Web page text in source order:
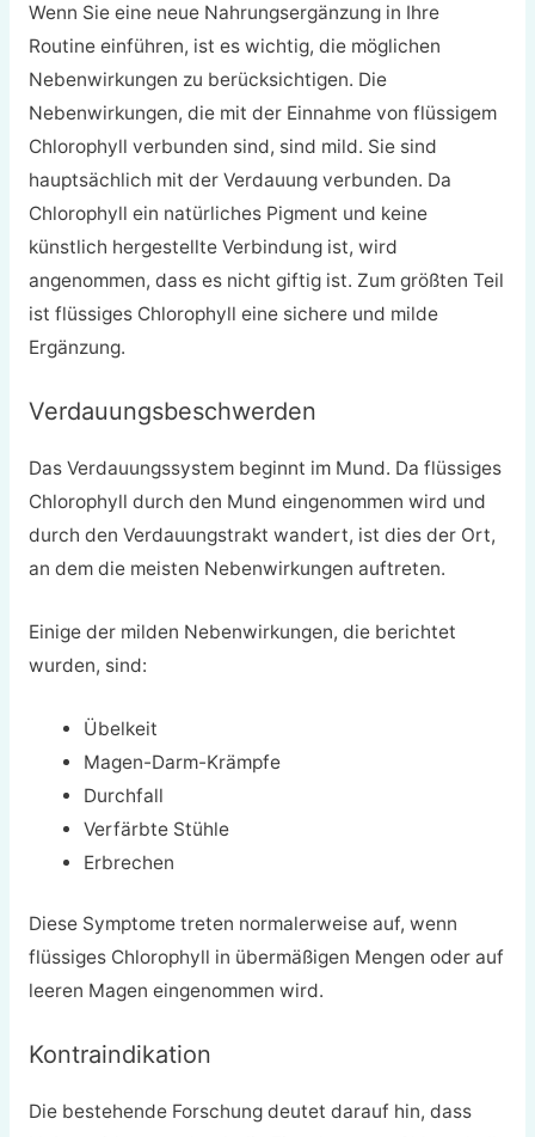
Wenn Sie eine neue Nahrungsergänzung in Ihre
Routine einführen, ist es wichtig, die möglichen
Nebenwirkungen zu berücksichtigen. Die
Nebenwirkungen, die mit der Einnahme von flüssigem
Chlorophyll verbunden sind, sind mild. Sie sind
hauptsächlich mit der Verdauung verbunden. Da
Chlorophyll ein natürliches Pigment und keine
künstlich hergestellte Verbindung ist, wird
angenommen, dass es nicht giftig ist. Zum größten Teil
ist flüssiges Chlorophyll eine sichere und milde
Ergänzung.
Verdauungsbeschwerden
Das Verdauungssystem beginnt im Mund. Da flüssiges
Chlorophyll durch den Mund eingenommen wird und
durch den Verdauungstrakt wandert, ist dies der Ort,
an dem die meisten Nebenwirkungen auftreten.
Einige der milden Nebenwirkungen, die berichtet
wurden, sind:
Übelkeit
Magen-Darm-Krämpfe
Durchfall
Verfärbte Stühle
Erbrechen
Diese Symptome treten normalerweise auf, wenn
flüssiges Chlorophyll in übermäßigen Mengen oder auf
leeren Magen eingenommen wird.
Kontraindikation
Die bestehende Forschung deutet darauf hin, dass